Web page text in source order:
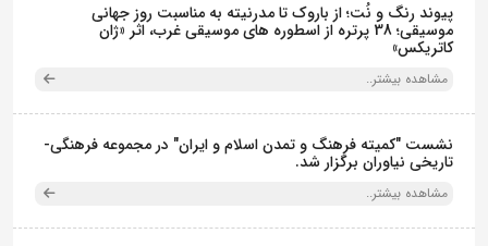
پیوند رنگ و نُت؛ از باروک تا مدرنیته به مناسبت روز جهانی
موسیقی؛ 38 پرتره از اسطوره های موسیقی غرب، اثر «ژان
کاتریکس»
مشاهده بیشتر..
نشست "کمیته فرهنگ و تمدن اسلام و ایران" در مجموعه فرهنگی‌-
تاریخی نیاوران برگزار شد.
مشاهده بیشتر..